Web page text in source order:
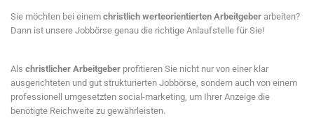
Sie möchten bei einem christlich werteorientierten Arbeitgeber arbeiten?
Dann ist unsere Jobbörse genau die richtige Anlaufstelle für Sie!
Als christlicher Arbeitgeber profitieren Sie nicht nur von einer klar
ausgerichteten und gut strukturierten Jobbörse, sondern auch von einem
professionell umgesetzten social-marketing, um Ihrer Anzeige die
benötigte Reichweite zu gewährleisten.